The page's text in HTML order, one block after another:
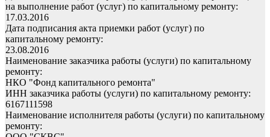
на выполнение работ (услуг) по капитальному ремонту:
17.03.2016
Дата подписания акта приемки работ (услуг) по
капитальному ремонту:
23.08.2016
Наименование заказчика работы (услуги) по капитальному
ремонту:
НКО "Фонд капитального ремонта"
ИНН заказчика работы (услуги) по капитальному ремонту:
6167111598
Наименование исполнителя работы (услуги) по капитальному
ремонту: